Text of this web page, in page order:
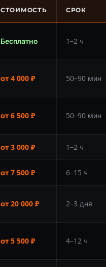
СТОИМОСТЬ СРОК
Бесплатно 1–2 ч
от 4 000 ₽ 50–90 мин
от 6 500 ₽ 50–90 мин
от 3 000 ₽ 1–2 ч
от 7 500 ₽ 6–15 ч
от 20 000 ₽ 2–3 дня
от 5 500 ₽ 4–12 ч